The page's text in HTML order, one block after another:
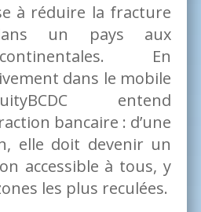
à réduire la fracture
un pays aux
En
dans le mobile
entend
bancaire : d’une
elle doit devenir un
accessible à tous, y
les plus reculées.